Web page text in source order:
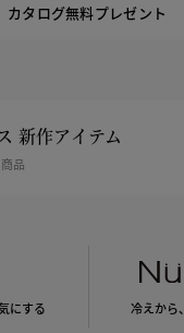
カタログ無料プレゼント
新作アイテム
品
にする 冷えから、